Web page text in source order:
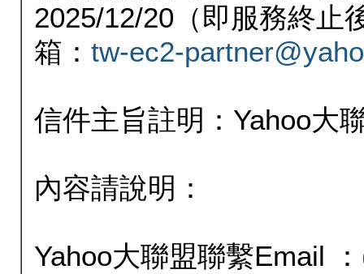
2025/12/20（即服務終止
箱： tw-ec2-
信件主旨註明：Yahoo大
內容請說明：
Yahoo大聯盟聯繫Email